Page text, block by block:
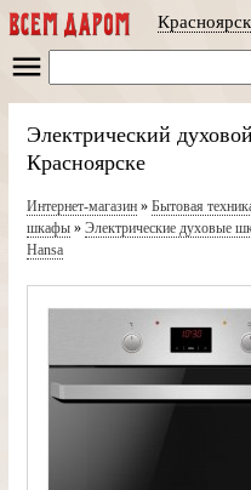
Красноярск
Электрический
Красноярске
Интернет-магазин» Бытовая
шкафы» Электрические духовые
Hansa